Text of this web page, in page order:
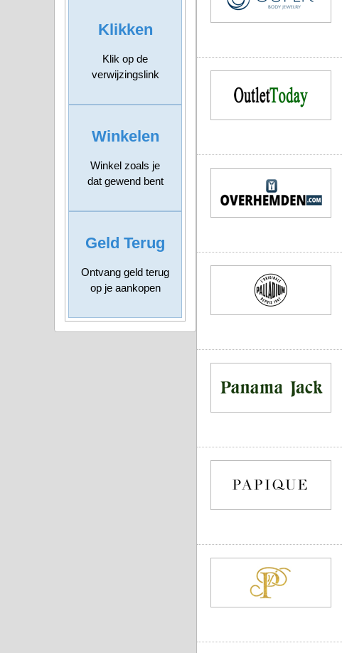
Klikken
Klik op de
verwijzingslink
Winkelen
Winkel zoals je
dat gewend bent
Geld Terug
Ontvang geld terug
op je aankopen